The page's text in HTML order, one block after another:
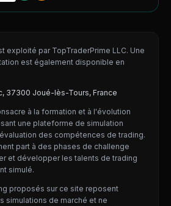
exploité par TopTraderPrime LLC. Une
est également disponible en
37300 Joué-lès-Tours, France
à la formation et à l'évolution
une plateforme de simulation
des compétences de trading.
part à des phases de challenge
et développer les talents de trading
simulé.
proposés sur ce site reposent
simulations de marché et ne